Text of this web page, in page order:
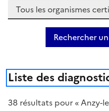
Rechercher
Liste des
38 résultats pour « Anzy-